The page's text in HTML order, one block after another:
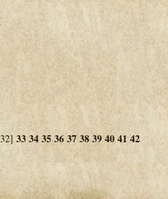
33343536373839404142